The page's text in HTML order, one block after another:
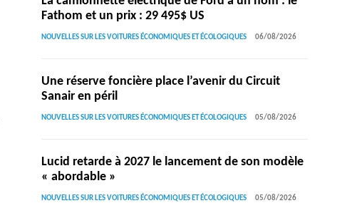
Fathom et un prix : 29 495$ US
NOUVELLES SUR LES VOITURES ÉCONOMIQUES ET ÉCOLOGIQUES 06/08/2026
Une réserve foncière place l’avenir du Circuit
Sanair en péril
NOUVELLES SUR LES VOITURES ÉCONOMIQUES ET ÉCOLOGIQUES 05/08/2026
Lucid retarde à 2027 le lancement de son modèle
« abordable »
NOUVELLES SUR LES VOITURES ÉCONOMIQUES ET ÉCOLOGIQUES 05/08/2026